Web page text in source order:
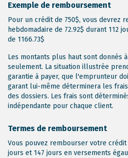
Exemple de remboursement
Pour un crédit de 750$, vous devrez
hebdomadaire de 72.92$ durant 112
de 1166.73$
Les montants plus haut sont donnés
seulement. La situation illustrée
garantie à payer, que l'emprunteur
garant lui-même déterminera les
des dossiers. Les frais sont
indépendante pour chaque client.
Termes de remboursement
Vous pouvez rembourser votre
jours et 147 jours en versements